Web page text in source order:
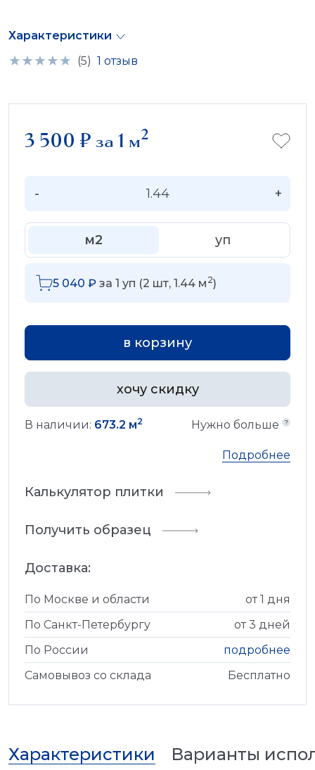
Характеристики
(5) 1 отзыв
3 500 ₽за 1 м2
- +
м2 уп
5 040 ₽ за 1 уп (2 шт, 1.44 м 2)
в корзину
хочу скидку
В наличии: 673.2 м2 Нужно больше
Подробнее
Калькулятор плитки
Получить образец
Доставка:
По Москве и области
от 1 дня
По Санкт-Петербургу
от 3 дней
По России
подробнее
Самовывоз со склада
Бесплатно
Характеристики Варианты